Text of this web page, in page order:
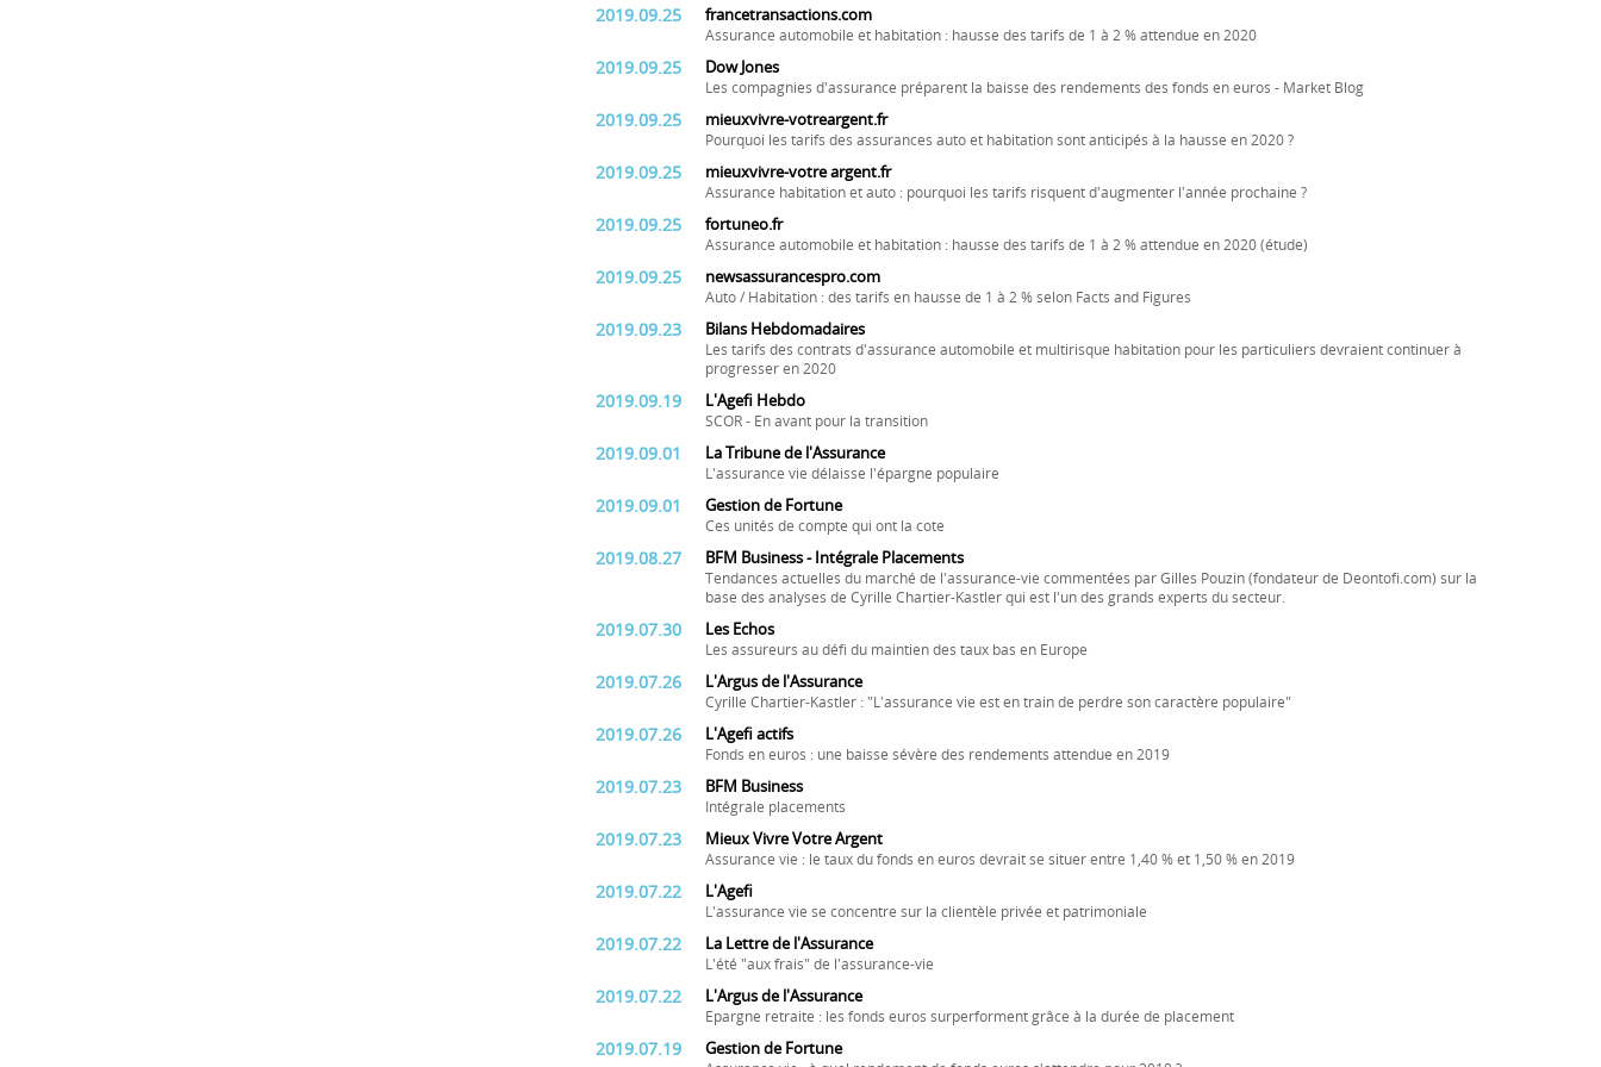
2019.09.25 francetransactions.com
Assurance automobile et habitation : hausse des tarifs de 1 à 2 % attendue en 2020
2019.09.25 Dow Jones
Les compagnies d'assurance préparent la baisse des rendements des fonds en euros - Market Blog
2019.09.25 mieuxvivre-votreargent.fr
Pourquoi les tarifs des assurances auto et habitation sont anticipés à la hausse en 2020 ?
2019.09.25 mieuxvivre-votre argent.fr
Assurance habitation et auto : pourquoi les tarifs risquent d'augmenter l'année prochaine ?
2019.09.25 fortuneo.fr
Assurance automobile et habitation : hausse des tarifs de 1 à 2 % attendue en 2020 (étude)
2019.09.25 newsassurancespro.com
Auto / Habitation : des tarifs en hausse de 1 à 2 % selon Facts and Figures
2019.09.23 Bilans Hebdomadaires
Les tarifs des contrats d'assurance automobile et multirisque habitation pour les particuliers devraient continuer à
progresser en 2020
2019.09.19 L'Agefi Hebdo
SCOR - En avant pour la transition
2019.09.01 La Tribune de l'Assurance
L'assurance vie délaisse l'épargne populaire
2019.09.01 Gestion de Fortune
Ces unités de compte qui ont la cote
2019.08.27 BFM Business - Intégrale Placements
Tendances actuelles du marché de l'assurance-vie commentées par Gilles Pouzin (fondateur de Deontofi.com) sur la
base des analyses de Cyrille Chartier-Kastler qui est l'un des grands experts du secteur.
2019.07.30 Les Echos
Les assureurs au défi du maintien des taux bas en Europe
2019.07.26 L'Argus de l'Assurance
Cyrille Chartier-Kastler : "L'assurance vie est en train de perdre son caractère populaire"
2019.07.26 L'Agefi actifs
Fonds en euros : une baisse sévère des rendements attendue en 2019
2019.07.23 BFM Business
Intégrale placements
2019.07.23 Mieux Vivre Votre Argent
Assurance vie : le taux du fonds en euros devrait se situer entre 1,40 % et 1,50 % en 2019
2019.07.22 L'Agefi
L'assurance vie se concentre sur la clientèle privée et patrimoniale
2019.07.22 La Lettre de l'Assurance
L'été "aux frais" de l'assurance-vie
2019.07.22 L'Argus de l'Assurance
Epargne retraite : les fonds euros surperforment grâce à la durée de placement
2019.07.19 Gestion de Fortune